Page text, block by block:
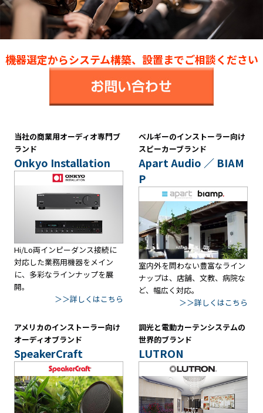
機器選定からシステム構築、設置までご相談ください
当社の商業用オーディオ専門ブ
ランド
Onkyo Installation
Hi/Lo両インピーダンス接続に
対応した業務用機器をメイン
に、多彩なラインナップを展
開。
＞＞詳しくはこちら
ベルギーのインストーラー向け
スピーカーブランド
Apart Audio ／ BIAM
P
室内外を問わない豊富なライン
ナップは、店舗、文教、病院な
ど、幅広く対応。
＞＞詳しくはこちら
アメリカのインストーラー向け
オーディオブランド
SpeakerCraft
調光と電動カーテンシステムの
世界的ブランド
LUTRON